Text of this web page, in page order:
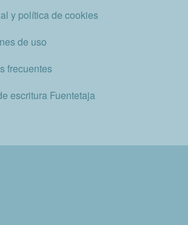
y política de cookies
de uso
frecuentes
escritura Fuentetaja